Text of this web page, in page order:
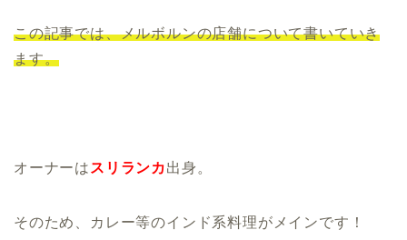
この記事では、メルボルンの店舗について書いていき
ます。
オーナーは スリランカ出身。
そのため、 カレー等のインド系料理がメインです！